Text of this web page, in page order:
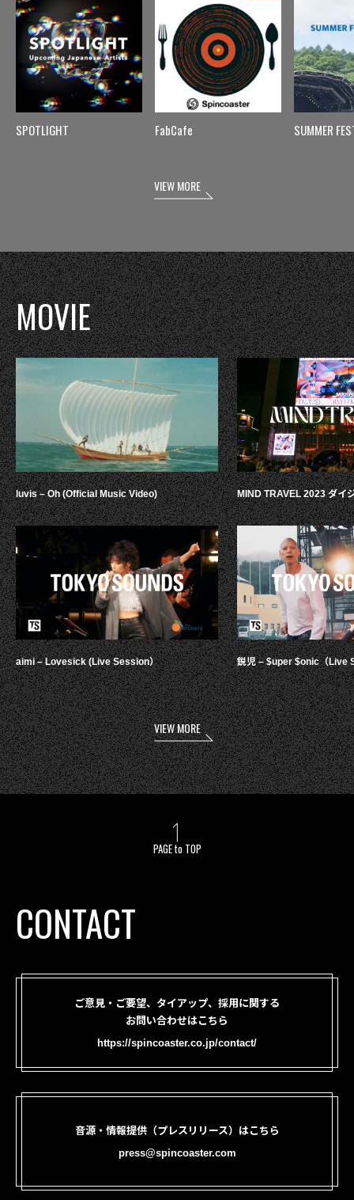
SPOTLIGHT FabCafe SUMMER
VIEW MORE
MOVIE
luvis – Oh (Official Music Video)
aimi – Lovesick (Live Session）
MIND TRAVEL 2023 ダイ
鋭児 – $uper $onic（Live
VIEW MORE
PAGE to TOP
CONTACT
ご意見・ご要望、タイアップ、採用に関する
お問い合わせはこちら
https://spincoaster.co.jp/contact/
音源・情報提供（プレスリリース）はこちら
press@spincoaster.com